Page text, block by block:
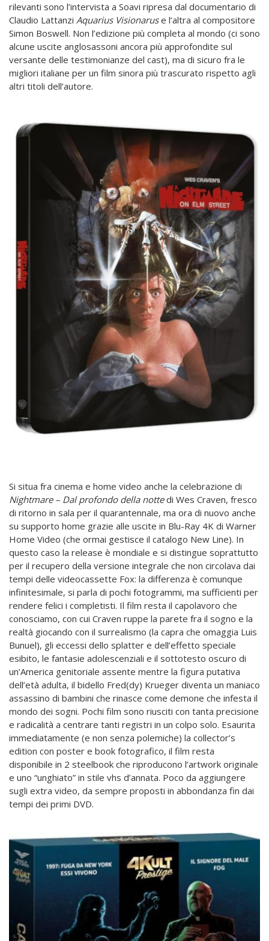
rilevanti sono l’intervista a Soavi ripresa dal documentario di
Claudio Lattanzi Aquarius Visionaruse l’altra al compositore
Simon Boswell. Non l’edizione più completa al mondo (ci sono
alcune uscite anglosassoni ancora più approfondite sul
versante delle testimonianze del cast), ma di sicuro fra le
migliori italiane per un film sinora più trascurato rispetto agli
altri titoli dell’autore.
Si situa fra cinema e home video anche la celebrazione di
Nightmare – Dal profondo della nottedi Wes Craven, fresco
di ritorno in sala per il quarantennale, ma ora di nuovo anche
su supporto home grazie alle uscite in Blu-Ray 4K di Warner
Home Video (che ormai gestisce il catalogo New Line). In
questo caso la release è mondiale e si distingue soprattutto
per il recupero della versione integrale che non circolava dai
tempi delle videocassette Fox: la differenza è comunque
infinitesimale, si parla di pochi fotogrammi, ma sufficienti per
rendere felici i completisti. Il film resta il capolavoro che
conosciamo, con cui Craven ruppe la parete fra il sogno e la
realtà giocando con il surrealismo (la capra che omaggia Luis
Bunuel), gli eccessi dello splatter e dell’effetto speciale
esibito, le fantasie adolescenziali e il sottotesto oscuro di
un’America genitoriale assente mentre la figura putativa
dell’età adulta, il bidello Fred(dy) Krueger diventa un maniaco
assassino di bambini che rinasce come demone che infesta il
mondo dei sogni. Pochi film sono riusciti con tanta precisione
e radicalità a centrare tanti registri in un colpo solo. Esaurita
immediatamente (e non senza polemiche) la collector’s
edition con poster e book fotografico, il film resta
disponibile in 2 steelbook che riproducono l’artwork originale
e uno “unghiato” in stile vhs d’annata. Poco da aggiungere
sugli extra video, da sempre proposti in abbondanza fin dai
tempi dei primi DVD.